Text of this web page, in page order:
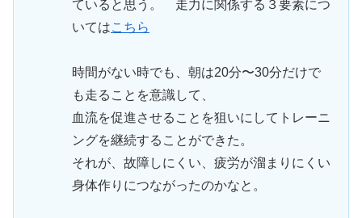
ていると思う。 走力に関係する３要素につ
いてはこちら
時間がない時でも、朝は20分〜30分だけで
も走ることを意識して、
血流を促進させることを狙いにしてトレーニ
ングを継続することができた。
それが、故障しにくい、疲労が溜まりにくい
身体作りにつながったのかなと。